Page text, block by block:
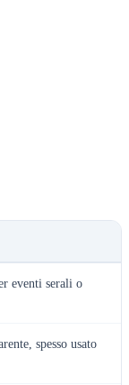
eventi serali o
spesso usato